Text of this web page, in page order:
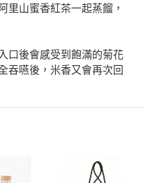
里山蜜香紅茶一起蒸餾，
口後會感受到飽滿的菊花
吞嚥後，米香又會再次回